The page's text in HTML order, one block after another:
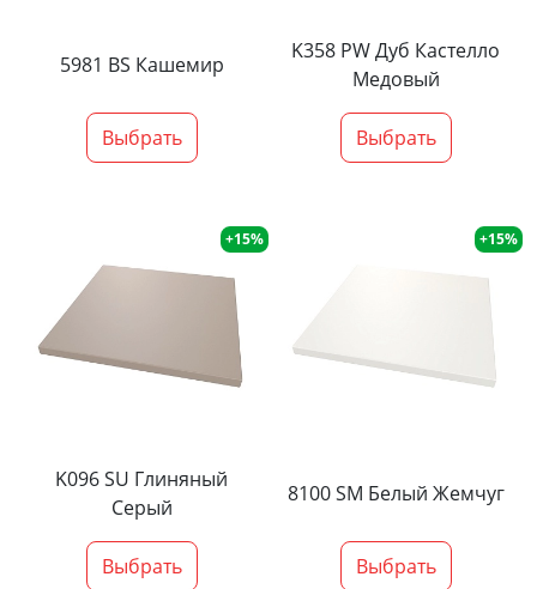
5981 BS Кашемир
Выбрать
K358 PW Дуб Кастелло
Медовый
Выбрать
+15%
K096 SU Глиняный
Серый
Выбрать
+15%
8100 SM Белый Жемчуг
Выбрать